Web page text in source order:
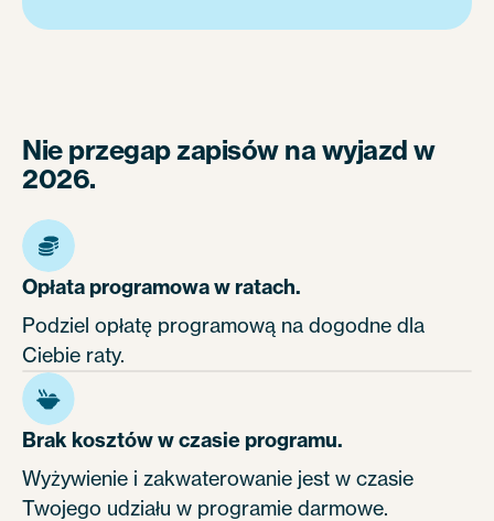
Nie przegap zapisów na wyjazd w
2026.
Opłata programowa w ratach.
Podziel opłatę programową na dogodne dla
Ciebie raty.
Brak kosztów w czasie programu.
Wyżywienie i zakwaterowanie jest w czasie
Twojego udziału w programie darmowe.